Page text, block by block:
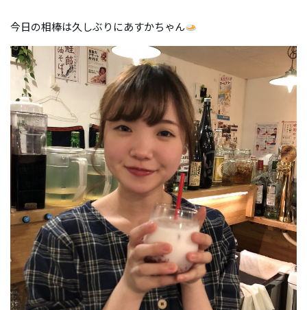
今日の相棒は久しぶりにあすかちゃん